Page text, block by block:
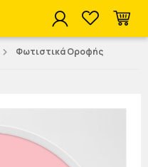
Φωτιστικά Οροφής